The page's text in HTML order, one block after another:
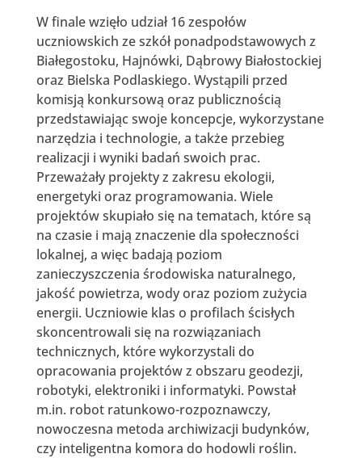
W finale wzięło udział 16 zespołów
uczniowskich ze szkół ponadpodstawowych z
Białegostoku, Hajnówki, Dąbrowy Białostockiej
oraz Bielska Podlaskiego. Wystąpili przed
komisją konkursową oraz publicznością
przedstawiając swoje koncepcje, wykorzystane
narzędzia i technologie, a także przebieg
realizacji i wyniki badań swoich prac.
Przeważały projekty z zakresu ekologii,
energetyki oraz programowania. Wiele
projektów skupiało się na tematach, które są
na czasie i mają znaczenie dla społeczności
lokalnej, a więc badają poziom
zanieczyszczenia środowiska naturalnego,
jakość powietrza, wody oraz poziom zużycia
energii. Uczniowie klas o profilach ścisłych
skoncentrowali się na rozwiązaniach
technicznych, które wykorzystali do
opracowania projektów z obszaru geodezji,
robotyki, elektroniki i informatyki. Powstał
m.in. robot ratunkowo-rozpoznawczy,
nowoczesna metoda archiwizacji budynków,
czy inteligentna komora do hodowli roślin.